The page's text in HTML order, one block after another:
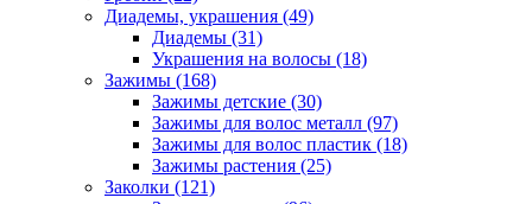
Диадемы, украшения (49)
Диадемы (31)
Украшения на волосы (18)
Зажимы (168)
Зажимы детские (30)
Зажимы для волос металл (97)
Зажимы для волос пластик (18)
Зажимы растения (25)
Заколки (121)